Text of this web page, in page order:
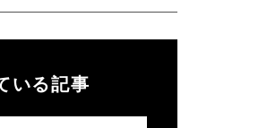
いる記事